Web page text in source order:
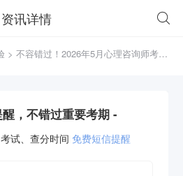
资讯详情
，不错过重要考期 -
试、查分时间 免费短信提醒